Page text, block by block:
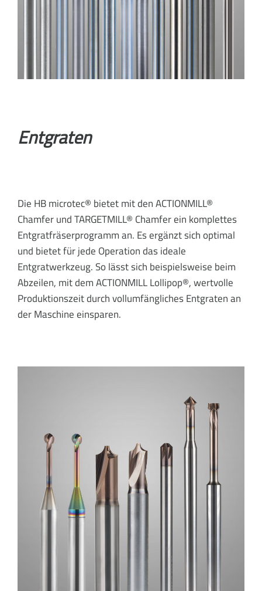
Entgraten
Die HB microtec® bietet mit den ACTIONMILL®
Chamfer und TARGETMILL® Chamfer ein komplettes
Entgratfräserprogramm an. Es ergänzt sich optimal
und bietet für jede Operation das ideale
Entgratwerkzeug. So lässt sich beispielsweise beim
Abzeilen, mit dem ACTIONMILL Lollipop®, wertvolle
Produktionszeit durch vollumfängliches Entgraten an
der Maschine einsparen.